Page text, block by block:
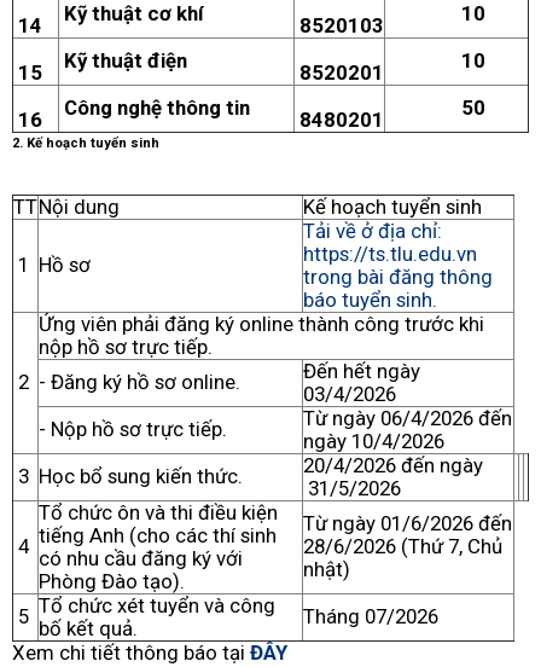
14 Kỹ thuật cơ khí 8520103 10
15 Kỹ thuật điện 8520201 10
16 Công nghệ thông tin 8480201 50
2. Kế hoạch tuyển sinh
TTNội dung Kế hoạch tuyển sinh
1 Hồ sơ
Tải về ở địa chỉ:
https://ts.tlu.edu.vn
trong bài đăng thông
báo tuyển sinh.
2
Ứng viên phải đăng ký online thành công trước khi
nộp hồ sơ trực tiếp.
- Đăng ký hồ sơ online.
Đến hết ngày
03/4/2026
- Nộp hồ sơ trực tiếp.
Từ ngày 06/4/2026 đến
ngày 10/4/2026
3 Học bổ sung kiến thức.
20/4/2026 đến ngày
31/5/2026
4
Tổ chức ôn và thi điều kiện
tiếng Anh (cho các thí sinh
có nhu cầu đăng ký với
Phòng Đào tạo).
Từ ngày 01/6/2026 đến
28/6/2026 (Thứ 7, Chủ
nhật)
5 Tổ chức xét tuyển và công
bố kết quả.
Tháng 07/2026
Xem chi tiết thông báo tại ĐÂY